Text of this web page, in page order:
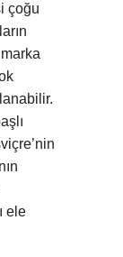
çoğu
ele